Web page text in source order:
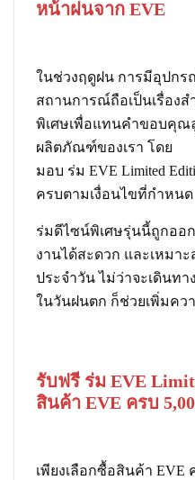
หน้าฝนจาก EVE
ในช่วงฤดูฝน การมีอุปก
สถานการณ์ถือเป็นเรื่อง
พิเศษเพื่อแทนคำขอบคุณ
ผลิตภัณฑ์ของเรา โดย
มอบ ร่ม EVE Limited
ครบตามเงื่อนไขที่กำหนด
ร่มดีไซน์พิเศษรุ่นนี้ถูกออ
งานได้สะดวก และเหมา
ประจำวัน ไม่ว่าจะเดินท
ในวันฝนตก ก็ช่วยเพิ่มคว
รับฟรี ร่ม EVE
สินค้า EVE ครบ
เพียงเลือกซื้อสินค้า EVE